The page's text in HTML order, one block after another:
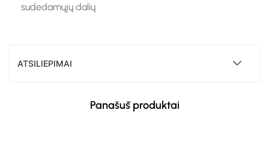
sudedamųjų dalių
ATSILIEPIMAI
Panašūs produktai